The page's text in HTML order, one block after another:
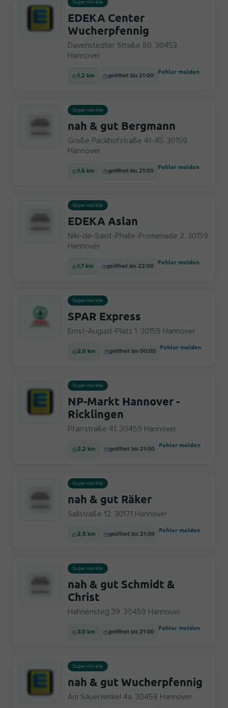
Supermärkte
EDEKA Center
Wucherpfennig
Davenstedter Straße 80, 30453
Hannover
1,2 km geöffnet bis 21:00
Fehler melden
Supermärkte
nah & gut Bergmann
Große Packhofstraße 41-45, 30159
Hannover
1,6 km geöffnet bis 21:00
Fehler melden
Supermärkte
EDEKA Aslan
Niki-de-Saint-Phalle-Promenade 2, 30159
Hannover
1,7 km geöffnet bis 22:00
Fehler melden
Supermärkte
SPAR Express
Ernst-August-Platz 1, 30159 Hannover
2,0 km geöffnet bis 00:00
Fehler melden
Supermärkte
NP-Markt Hannover -
Ricklingen
Pfarrstraße 41, 30459 Hannover
2,2 km geöffnet bis 21:00
Fehler melden
Supermärkte
nah & gut Räker
Sallstraße 12, 30171 Hannover
2,5 km geöffnet bis 21:00
Fehler melden
Supermärkte
nah & gut Schmidt &
Christ
Hahnensteg 39, 30459 Hannover
3,0 km geöffnet bis 21:00
Fehler melden
Supermärkte
nah & gut Wucherpfennig
Am Sauerwinkel 4a, 30459 Hannover